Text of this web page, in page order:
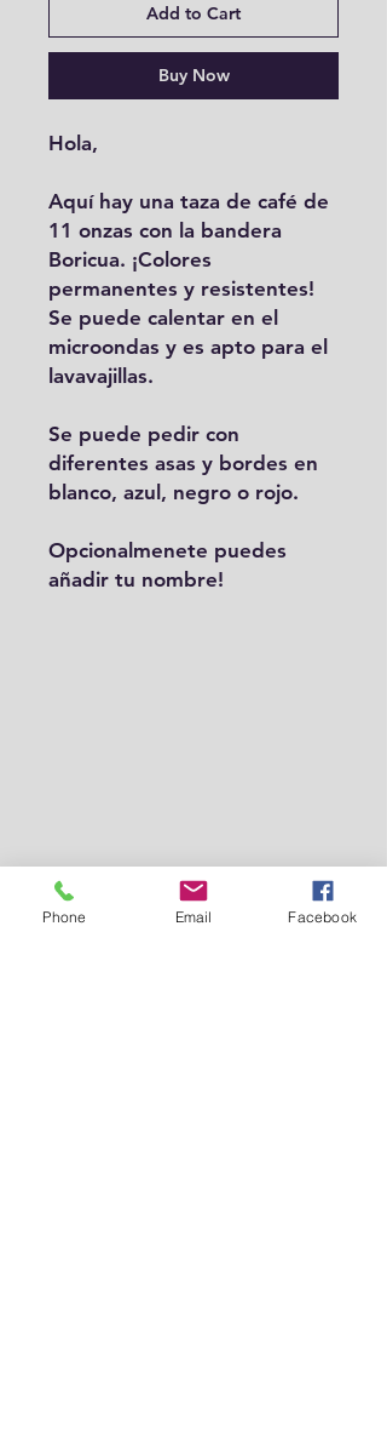
Add to Cart
Buy Now
Hola,
Aquí hay una taza de café de
11 onzas con la bandera
Boricua. ¡Colores
permanentes y resistentes!
Se puede calentar en el
microondas y es apto para el
lavavajillas.
Se puede pedir con
diferentes asas y bordes en
blanco, azul, negro o rojo.
Opcionalmenete puedes
añadir tu nombre!
Phone Email Facebook